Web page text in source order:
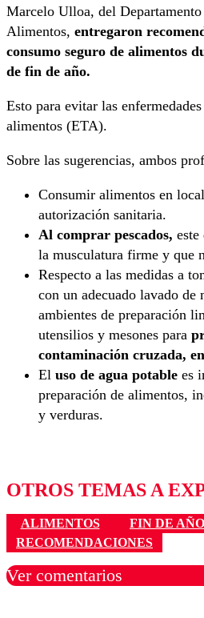
Marcelo Ulloa, del
Alimentos, entregaron
consumo seguro de alimentos
de fin de año.
Esto para evitar las
alimentos (ETA).
Sobre las sugerencias, ambos
Consumir alimentos en
autorización sanitaria.
Al comprar pescados, este
la musculatura firme y que
Respecto a las medidas a
con un adecuado lavado de
ambientes de preparación
utensilios y mesones para
contaminación cruzada,
El uso de agua potable es
preparación de alimentos,
y verduras.
OTROS TEMAS A
ALIMENTOS FIN DE AÑO
RECOMENDACIONES
Ver comentarios